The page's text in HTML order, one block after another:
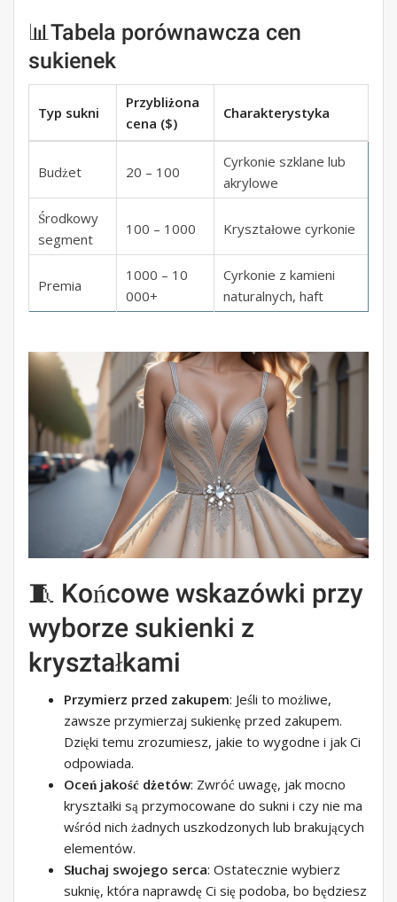
📊Tabela porównawcza cen
sukienek
Typ sukni
Przybliżona
cena ($)
Charakterystyka
Budżet 20 – 100
Cyrkonie szklane lub
akrylowe
Środkowy
segment
100 – 1000 Kryształowe cyrkonie
Premia
1000 – 10
000+
Cyrkonie z kamieni
naturalnych, haft
🧵 Końcowe wskazówki przy
wyborze sukienki z
kryształkami
Przymierz przed zakupem: Jeśli to możliwe,
zawsze przymierzaj sukienkę przed zakupem.
Dzięki temu zrozumiesz, jakie to wygodne i jak Ci
odpowiada.
Oceń jakość dżetów: Zwróć uwagę, jak mocno
kryształki są przymocowane do sukni i czy nie ma
wśród nich żadnych uszkodzonych lub brakujących
elementów.
Słuchaj swojego serca: Ostatecznie wybierz
suknię, która naprawdę Ci się podoba, bo będziesz